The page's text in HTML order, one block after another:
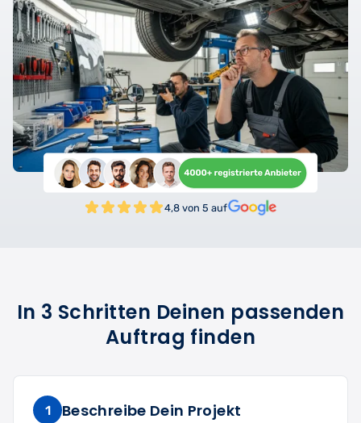
4,8 von 5 auf
In 3 Schritten Deinen passenden
Auftrag finden
1 Beschreibe Dein Projekt